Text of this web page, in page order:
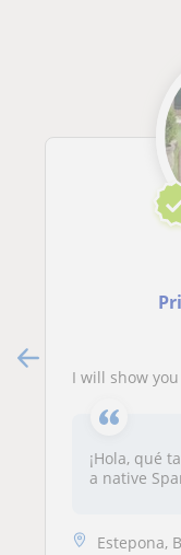
I will show you Spanish
¡Hola, qué
a native
Estepona,